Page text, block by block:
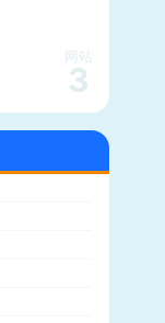
网站
3